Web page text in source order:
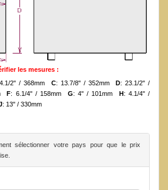
les mesures :
2" / 368mm C: 13.7/8" / 352mm D: 23.1/2" /
F: 6.1/4" / 158mm G: 4" / 101mm H: 4.1/4" /
: 13" / 330mm
sélectionner votre pays pour que le prix